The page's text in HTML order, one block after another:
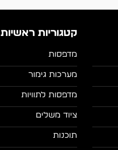
קטגוריות ראשיות
מדפסות
מערכות גימור
מדפסות לתוויות
ציוד משלים
תוכנות